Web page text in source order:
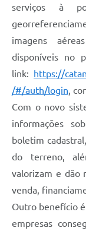
Jornal
Agenda
SIC
Diário Oficial
Editais
serviços à
imagens
disponíveis no
link: https://
/#/auth/login,
Com o novo
informações
boletim
do terreno,
valorizam e dão
venda,
Outro benefício
empresas